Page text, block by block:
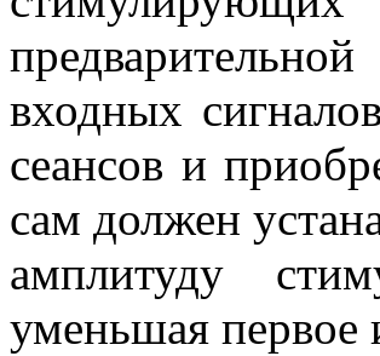
входных
сеансов и
сам должен
амплитуду
уменьшая первое